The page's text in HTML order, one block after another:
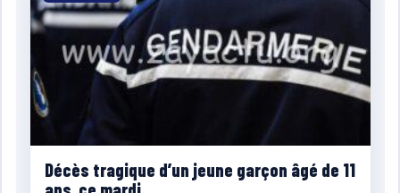
Décès tragique d’un jeune garçon âgé de 11